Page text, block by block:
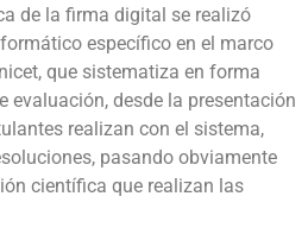
de la firma digital se realizó
específico en el marco
que sistematiza en forma
evaluación, desde la presentación
realizan con el sistema,
pasando obviamente
científica que realizan las